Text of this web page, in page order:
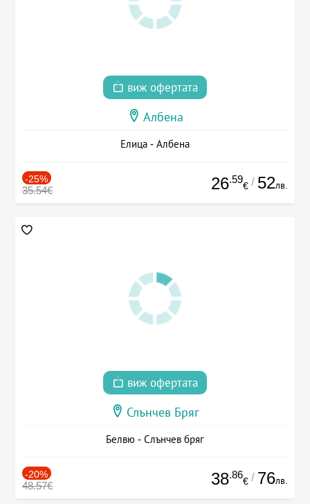
виж офертата
Албена
Елица - Албена
-25%
35.54€ 26.59
€ / 52лв.
виж офертата
Слънчев Бряг
Белвю - Слънчев бряг
-20%
48.57€ 38.86
€ / 76лв.